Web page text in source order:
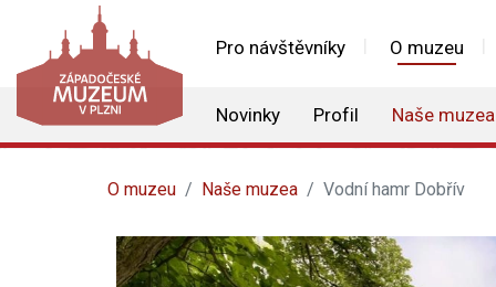
Pro návštěvníky O muzeu
Novinky Profil Naše muzea
O muzeu Naše muzea Vodní hamr Dobřív